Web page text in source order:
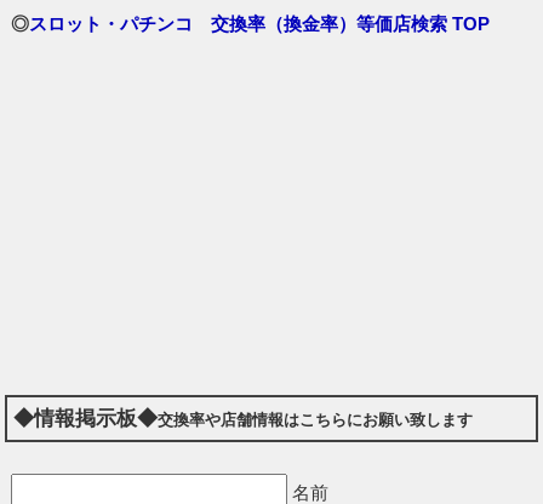
◎スロット・パチンコ 交換率（換金率）等価店検索 TOP
◆情報掲示板◆交換率や店舗情報はこちらにお願い致します
名前